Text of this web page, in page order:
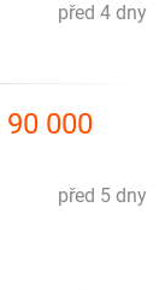
před 4 dny
000
před 5 dny